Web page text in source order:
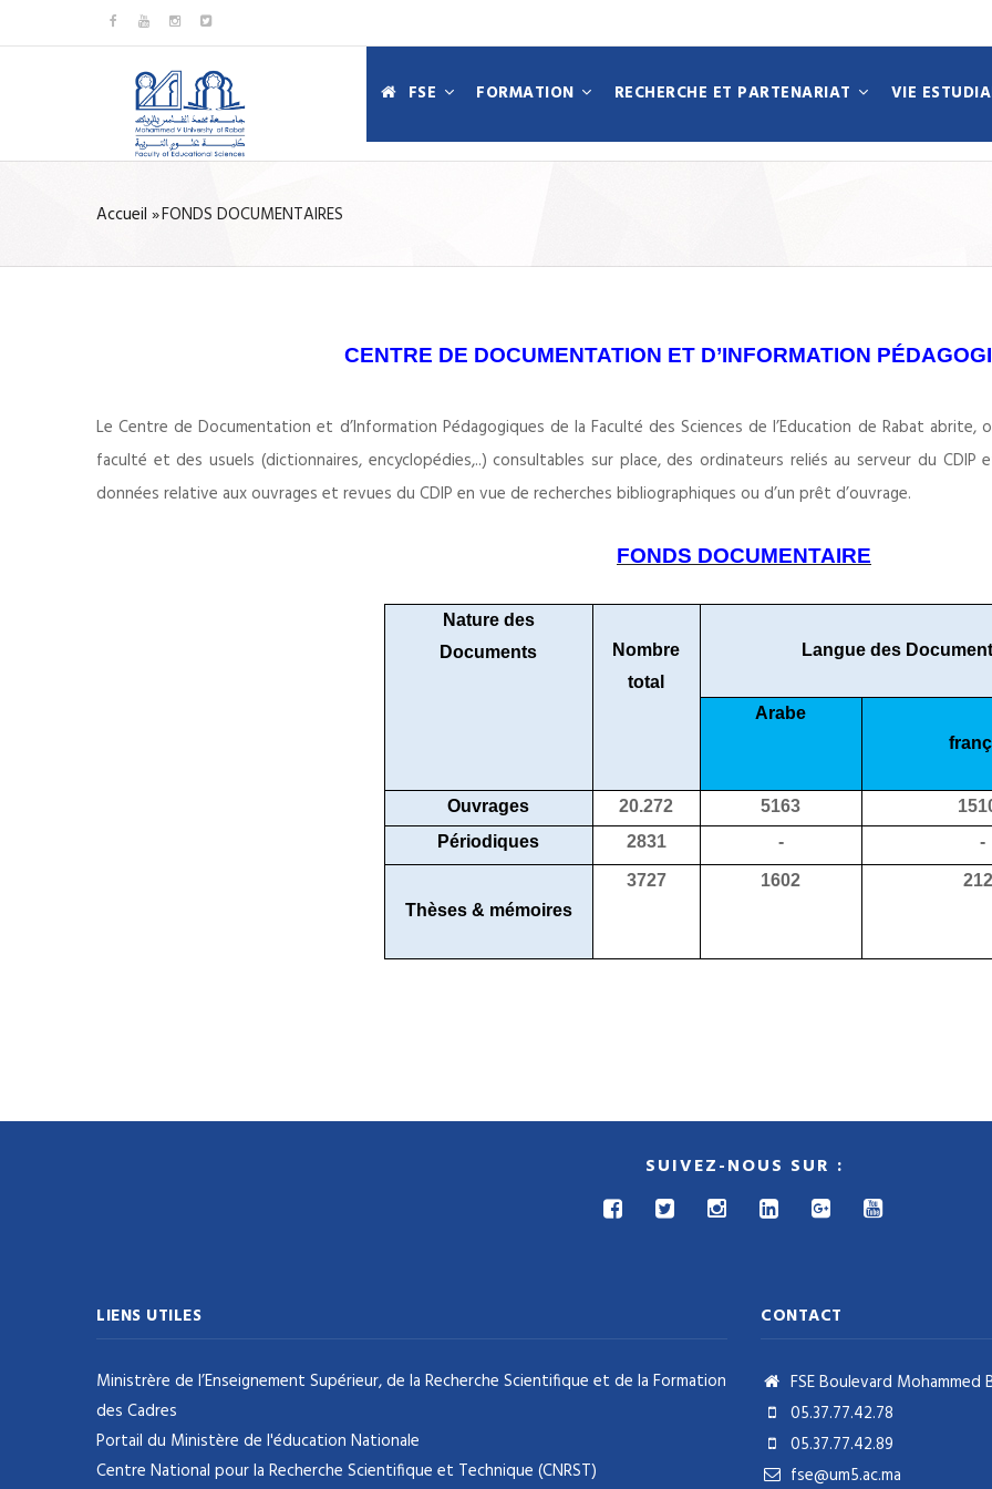
au
NAVIGATION
FSE FORMATION RECHERCHE ET PARTENARIAT VIE
FIL
Accueil »FONDS DOCUMENTAIRES
CENTRE DE DOCUMENTATION ET D’INFORMATION
Le Centre de Documentation et d’Information Pédagogiques de la Faculté des Sciences de l’Education de Rabat
faculté et des usuels (dictionnaires, encyclopédies,..) consultables sur place, des ordinateurs reliés au serveur du
données relative aux ouvrages et revues du CDIP en vue de recherches bibliographiques ou d’un prêt d’ouvrage.
FONDS DOCUMENTAIRE
Nature des
Documents
Nombre
total
Langue des
Arabe
Ouvrages 20.272 5163
Périodiques
2831 - -
Thèses & mémoires
3727 1602
SUIVEZ-NOUS SUR :
LIENS UTILES
Ministrère de l’Enseignement Supérieur, de la Recherche Scientifique et de la Formation
des Cadres
Portail du Ministère de l'éducation Nationale
Centre National pour la Recherche Scientifique et Technique (CNRST)
CONTACT
FSE Boulevard Mohammed
05.37.77.42.78
05.37.77.42.89
fse@um5.ac.ma